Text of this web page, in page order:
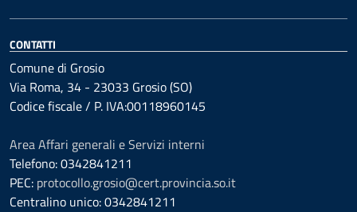
CONTATTI
Comune di Grosio
Via Roma, 34 - 23033 Grosio (SO)
Codice fiscale / P. IVA:00118960145
Area Affari generali e Servizi interni
Telefono: 0342841211
PEC: protocollo.grosio@cert.provincia.so.it
Centralino unico: 0342841211